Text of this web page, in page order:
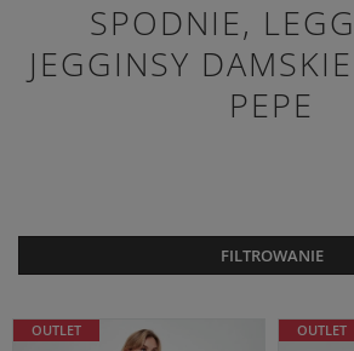
SPODNIE,
JEGGINSY
PEPE
FILTROWANIE
OUTLET OUTLET